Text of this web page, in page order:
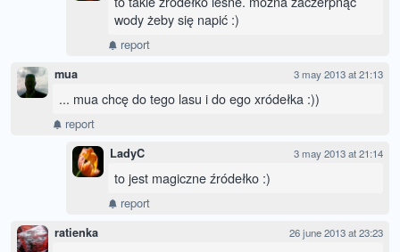
wody żeby się napić :)
report
mua 3 may 2013 at 21:13
... mua chcę do tego lasu i do ego xródełka :))
report
LadyC 3 may 2013 at 21:14
to jest magiczne źródełko :)
report
ratienka 26 june 2013 at 23:23